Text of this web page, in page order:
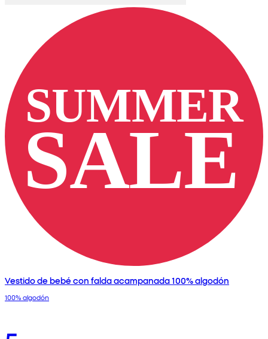
Vestido de bebé con falda acampanada 100% algodón
100% algodón